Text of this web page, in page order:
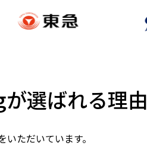
選ばれる理由
ただいています。